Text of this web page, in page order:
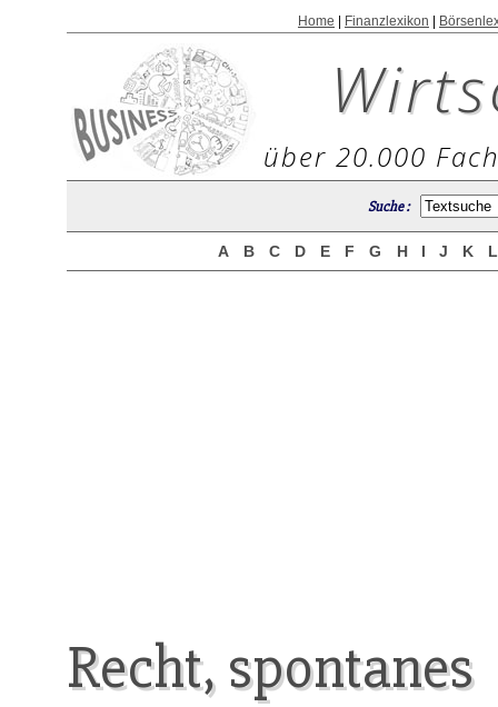
Home Finanzlexikon
über 20.000
Suche :
A B C D E F G H I J K
Recht, spontanes